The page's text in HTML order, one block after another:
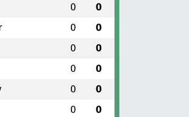
0 0
0 0
0 0
0 0
0 0
0 0